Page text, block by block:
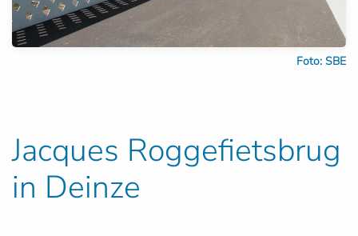
Foto: SBE
Jacques Roggefietsbrug
in Deinze